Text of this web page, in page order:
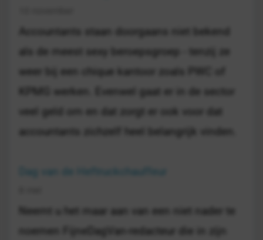
Accountants staan doorgaans niet bekend
als de meest sexy beroepsgroep - tenzij ze
weer bij een chique kantoor zoals PWC of
KPMG werken. Evenwel gaat er in de sector
veel geld om en dat zorgt er ook voor dat
accountants zichzelf heel belangrijk vinden.
Dag van de Heftruckchauffeur
Neemt u het maar aan van een niet nader te
noemen FijneDagVan-redacteur die in zijn